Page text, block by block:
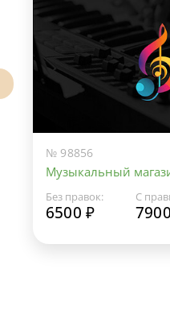
№ 98856
Музыкальный
Без правок:
6500 ₽
С